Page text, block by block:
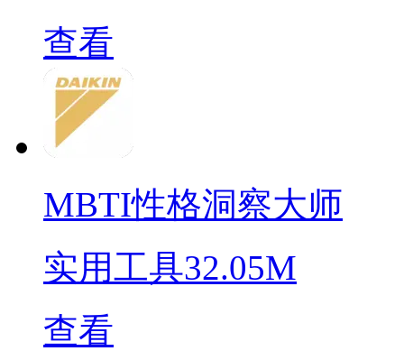
查看
MBTI性格洞察大师
实用工具32.05M
查看